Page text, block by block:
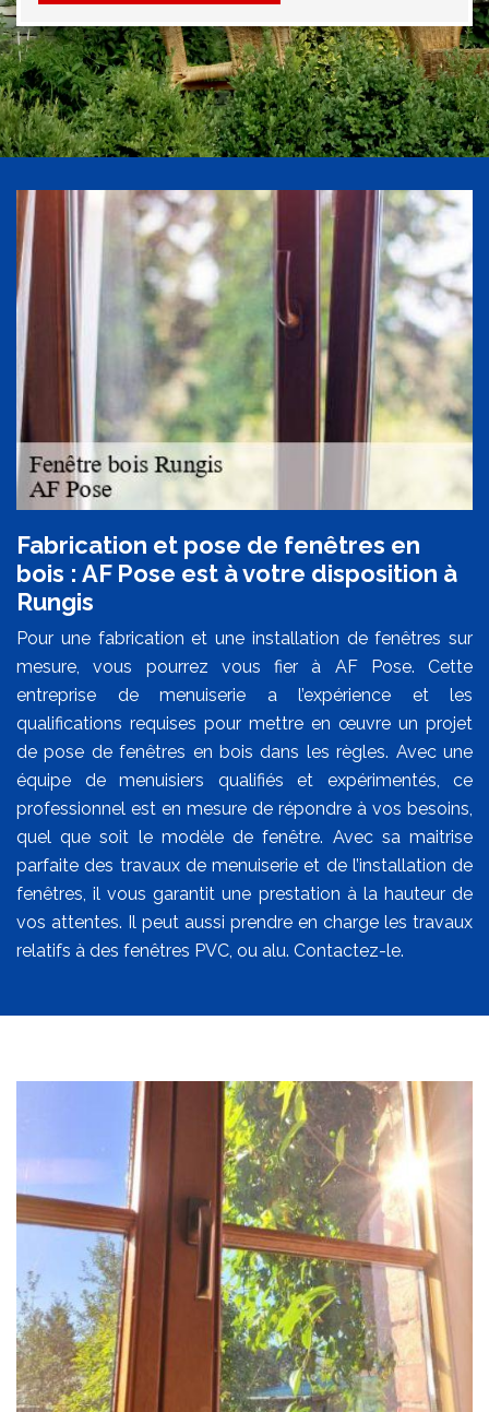
Fabrication et pose de fenêtres en
bois : AF Pose est à votre disposition à
Rungis
Pour une fabrication et une installation de fenêtres sur
mesure, vous pourrez vous fier à AF Pose. Cette
entreprise de menuiserie a l’expérience et les
qualifications requises pour mettre en œuvre un projet
de pose de fenêtres en bois dans les règles. Avec une
équipe de menuisiers qualifiés et expérimentés, ce
professionnel est en mesure de répondre à vos besoins,
quel que soit le modèle de fenêtre. Avec sa maitrise
parfaite des travaux de menuiserie et de l’installation de
fenêtres, il vous garantit une prestation à la hauteur de
vos attentes. Il peut aussi prendre en charge les travaux
relatifs à des fenêtres PVC, ou alu. Contactez-le.